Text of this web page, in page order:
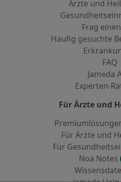
Ärzte und
Frag
Häufig gesuchte
FAQ
Jameda
Experten-
Für Ärzte und
Für Ärzte und
Für
Noa Notes